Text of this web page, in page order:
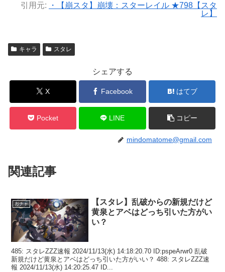
引用元:
・【崩スタ】崩壊：スターレイル ★798【スタ
レ】
キャラ スタレ
シェアする
X Facebook はてブ
Pocket LINE コピー
mindomatome@gmail.com
関連記事
ガチャ
【スタレ】乱破からの新規だけど
黄泉とアベはどっち引いた方がい
い？
485: スタレZZZ速報 2024/11/13(水) 14:18:20.70 ID:pspeArwr0 乱破
新規だけど黄泉とアベはどっち引いた方がいい？ 488: スタレZZZ速
報 2024/11/13(水) 14:20:25.47 ID...